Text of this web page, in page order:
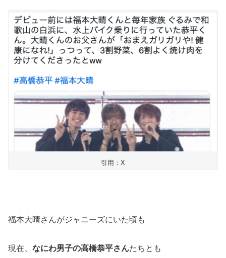
引用：X
福本大晴さんがジャニーズにいた頃も
現在、 なにわ男子の高橋恭平さんたちとも